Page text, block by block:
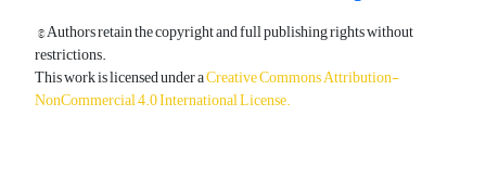
© Authors retain the copyright and full publishing rights without
restrictions.
This work is licensed under aCreative Commons Attribution-
NonCommercial 4.0 International License.